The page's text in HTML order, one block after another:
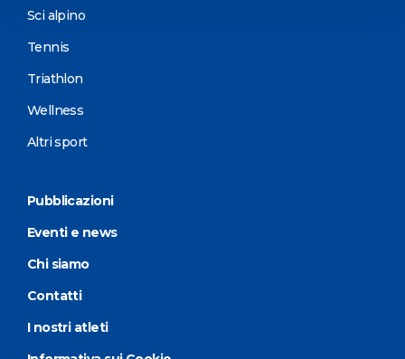
Sci alpino
Tennis
Triathlon
Wellness
Altri sport
Pubblicazioni
Eventi e news
Chi siamo
Contatti
I nostri atleti